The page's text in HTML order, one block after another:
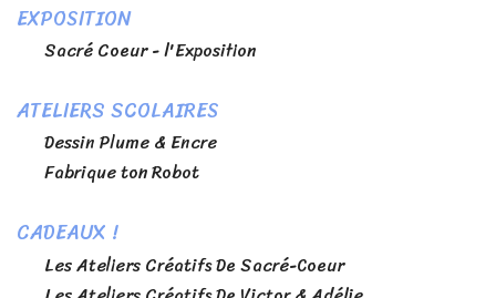
EXPOSITION
Sacré Coeur - l'Exposition
ATELIERS SCOLAIRES
Dessin Plume & Encre
Fabrique ton Robot
CADEAUX !
Les Ateliers Créatifs De Sacré-Coeur